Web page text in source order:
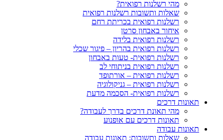
מהי רשלנות רפואית?
שאלות ותשובות רשלנות רפואית
רשלנות רפואית בכריתת רחם
איחור באבחון סרטן
רשלנות רפואית בלידה
רשלנות רפואית בהריון – פיגור שכלי
רשלנות רפואית- טעות באבחון
רשלנות רפואית בניתוחי לב
רשלנות רפואית – אורתופד
רשלנות רפואית – גניקולוגיה
רשלנות רפואית- הסכמה מדעת
תאונות דרכים
מהי תאונת דרכים בדרך לעבודה?
תאונות דרכים עם אופנוע
תאונות עבודה
שאלות ותשובות: תאונות עבודה